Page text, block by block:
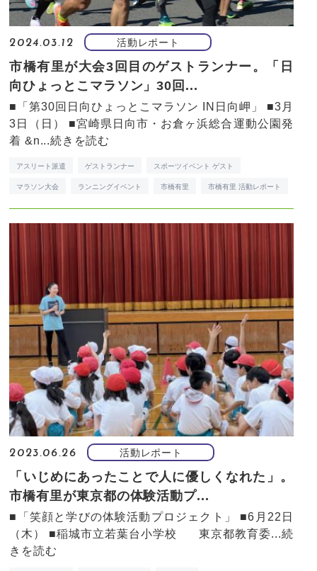
2024.03.12 活動レポート
市橋有里が大会3回目のゲストランナー。「日
向ひょっとこマラソン」30回...
■「第30回日向ひょっとこマラソン IN日向岬」 ■3月
3日（日） ■宮崎県日向市・お倉ヶ浜総合運動公園発
着 &n...続きを読む
アスリート派遣 ゲストランナー スポーツイベント ゲスト
マラソン大会 ランニングイベント 市橋有里 市橋有里 活動レポート
2023.06.26 活動レポート
「いじめにあったことで人に優しくなれた」。
市橋有里が東京都の体験活動プ...
■「笑顔と学びの体験活動プロジェクト」 ■6月22日
（木） ■稲城市立若葉台小学校 東京都教育委...続
きを読む